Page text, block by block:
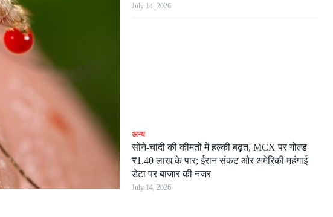
July 14, 2026
अन्य
सोने-चांदी की कीमतों में हल्की बढ़त, MCX पर गोल्ड
₹1.40 लाख के पार; ईरान संकट और अमेरिकी महंगाई
डेटा पर बाजार की नजर
July 14, 2026